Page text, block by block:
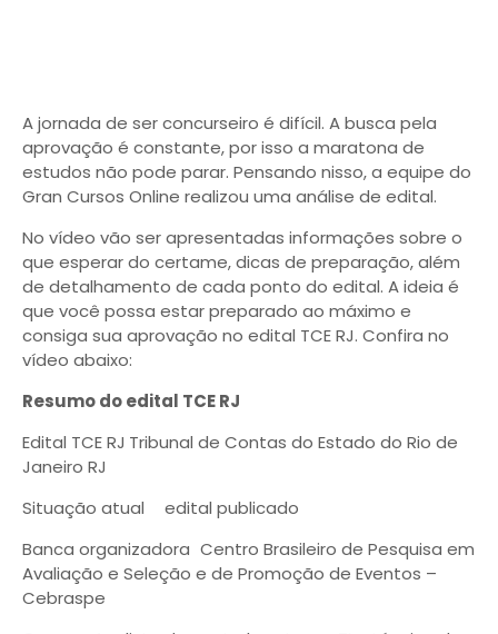
A jornada de ser concurseiro é difícil. A busca pela
aprovação é constante, por isso a maratona de
estudos não pode parar. Pensando nisso, a equipe do
Gran Cursos Online realizou uma análise de edital.
No vídeo vão ser apresentadas informações sobre o
que esperar do certame, dicas de preparação, além
de detalhamento de cada ponto do edital. A ideia é
que você possa estar preparado ao máximo e
consiga sua aprovação no edital TCE RJ. Confira no
vídeo abaixo:
Resumo do edital TCE RJ
Edital TCE RJ Tribunal de Contas do Estado do Rio de
Janeiro RJ
Situação atual
edital publicado
Banca organizadora Centro Brasileiro de Pesquisa em
Avaliação e Seleção e de Promoção de Eventos –
Cebraspe